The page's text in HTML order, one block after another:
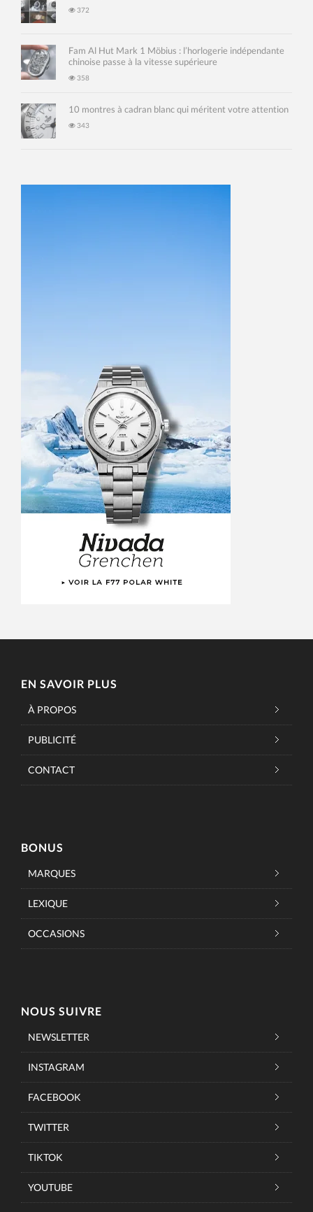
372
Fam Al Hut Mark 1 Möbius : l’horlogerie indépendante
chinoise passe à la vitesse supérieure
358
10 montres à cadran blanc qui méritent votre attention
343
EN SAVOIR PLUS
À PROPOS
PUBLICITÉ
CONTACT
BONUS
MARQUES
LEXIQUE
OCCASIONS
NOUS SUIVRE
NEWSLETTER
INSTAGRAM
FACEBOOK
TWITTER
TIKTOK
YOUTUBE